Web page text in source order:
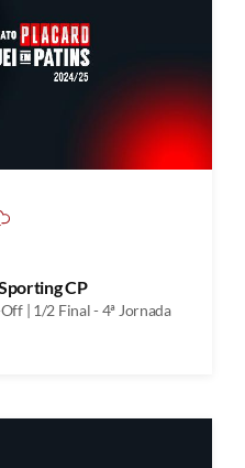
CP
| 1/2 Final - 4ª Jornada